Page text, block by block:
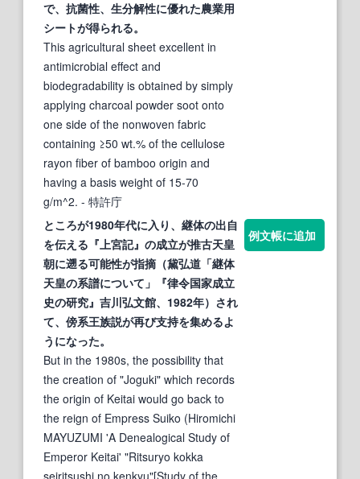
で、抗菌性、生分解性に優れた農業用
シートが得られる。
This agricultural sheet excellent in
antimicrobial effect and
biodegradability is obtained by simply
applying charcoal powder soot onto
one side of the nonwoven fabric
containing ≥50 wt.% of the cellulose
rayon fiber of bamboo origin and
having a basis weight of 15-70
g/m^2. - 特許庁
ところが1980年代に入り、継体の出自
を伝える『上宮記』の成立が推古天皇
朝に遡る可能性が指摘（黛弘道「継体
天皇の系譜について」『律令国家成立
史の研究』吉川弘文館、1982年）され
て、傍系王族説が再び支持を集めるよ
うになった。
But in the 1980s, the possibility that
the creation of "Joguki" which records
the origin of Keitai would go back to
the reign of Empress Suiko (Hiromichi
MAYUZUMI 'A Denealogical Study of
Emperor Keitai' "Ritsuryo kokka
seiritsushi no kenkyu"[Study of the
例文帳に追加